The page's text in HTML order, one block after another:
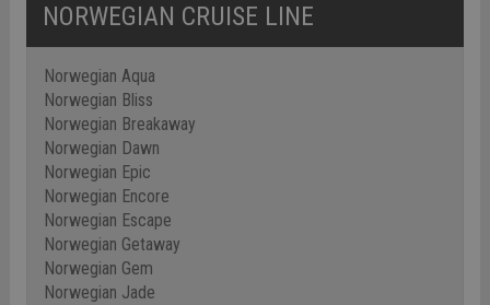
NORWEGIAN CRUISE LINE
Norwegian Aqua
Norwegian Bliss
Norwegian Breakaway
Norwegian Dawn
Norwegian Epic
Norwegian Encore
Norwegian Escape
Norwegian Getaway
Norwegian Gem
Norwegian Jade